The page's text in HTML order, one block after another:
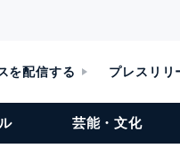
を配信する プレスリリ
芸能・文化